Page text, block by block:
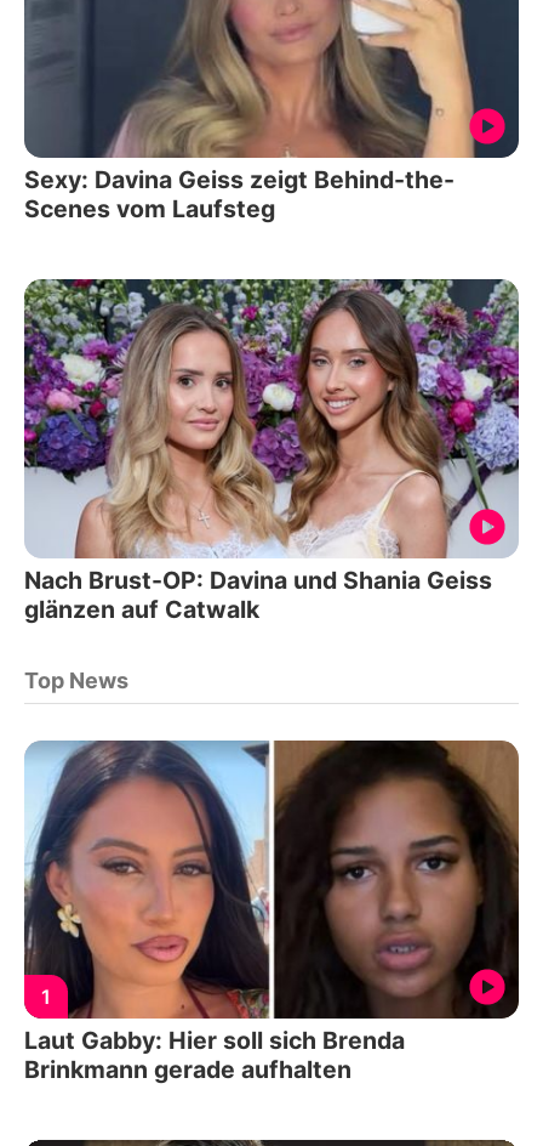
Sexy: Davina Geiss zeigt Behind-the-
Scenes vom Laufsteg
Nach Brust-OP: Davina und Shania Geiss
glänzen auf Catwalk
Top News
1
Laut Gabby: Hier soll sich Brenda
Brinkmann gerade aufhalten